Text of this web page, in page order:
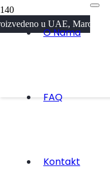
Maroku i Kuvajtu ·
O Nama
FAQ
Kontakt
Abaya
Pogledaj